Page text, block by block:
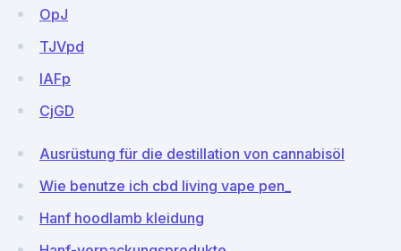
OpJ
TJVpd
IAFp
CjGD
Ausrüstung für die destillation von cannabisöl
Wie benutze ich cbd living vape pen_
Hanf hoodlamb kleidung